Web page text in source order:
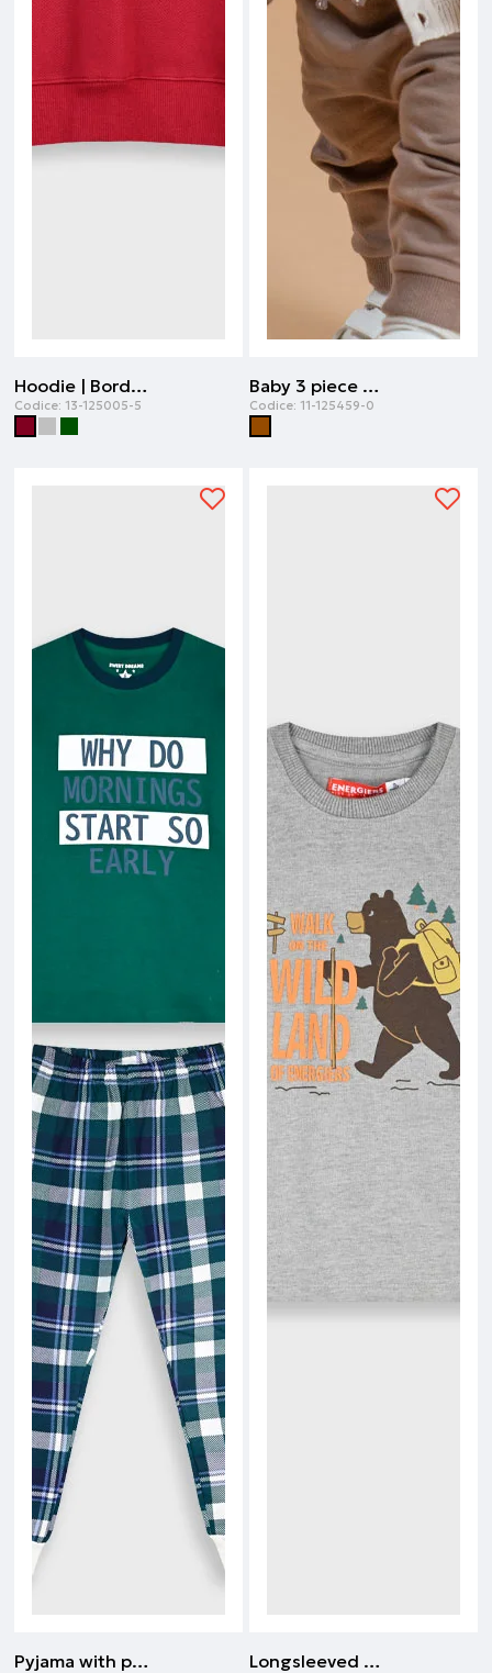
Hoodie | Bordeaux
Codice: 13-125005-5
Baby 3 piece set | Cioccolato
Codice: 11-125459-0
Pyjama with print | A quadretti Longsleeved t-shirt | Grigio melange